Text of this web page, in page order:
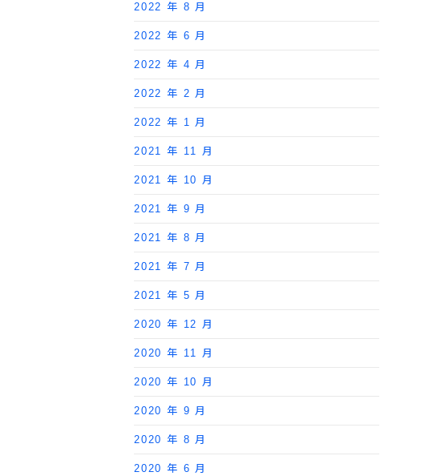
2022 年 8 月
2022 年 6 月
2022 年 4 月
2022 年 2 月
2022 年 1 月
2021 年 11 月
2021 年 10 月
2021 年 9 月
2021 年 8 月
2021 年 7 月
2021 年 5 月
2020 年 12 月
2020 年 11 月
2020 年 10 月
2020 年 9 月
2020 年 8 月
2020 年 6 月